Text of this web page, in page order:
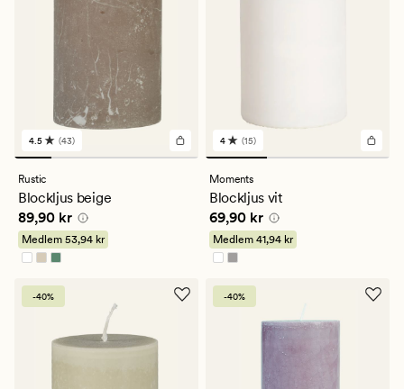
43
omdömen
med
ett
genomsnittligt
betyg
på
4.5
4.5 (43)
Rustic
Blockljus beige
Pris 89,90 kr
89,90 kr
Medlem 53,94 kr
15
omdömen
med
ett
genomsnittligt
betyg
på
4
4 (15)
Moments
Blockljus vit
Pris 69,90 kr
69,90 kr
Medlem 41,94 kr
-40% -40%